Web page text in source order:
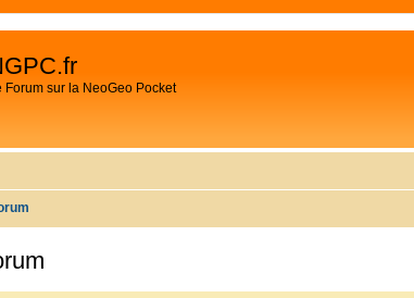
Forum sur la NeoGeo Pocket